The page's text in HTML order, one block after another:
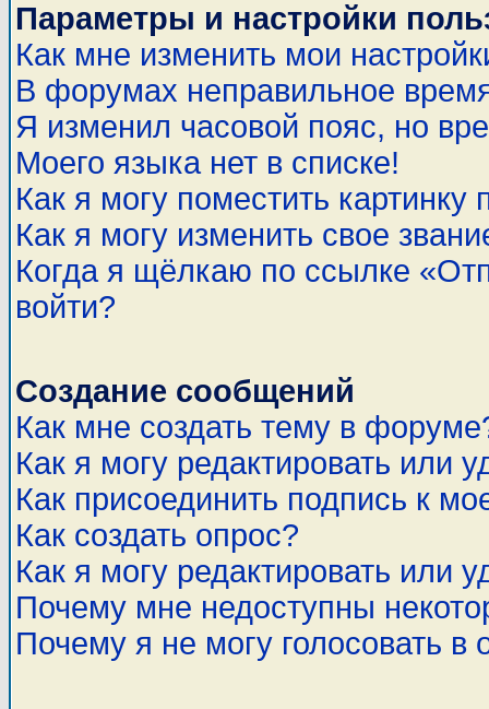
Параметры и настройки
Как мне изменить мои
В форумах неправильное
Я изменил часовой пояс, но
Моего языка нет в списке!
Как я могу поместить
Как я могу изменить свое
Когда я щёлкаю по ссылке
войти?
Создание сообщений
Как мне создать тему в
Как я могу редактировать или
Как присоединить подпись к
Как создать опрос?
Как я могу редактировать или
Почему мне недоступны
Почему я не могу голосовать в